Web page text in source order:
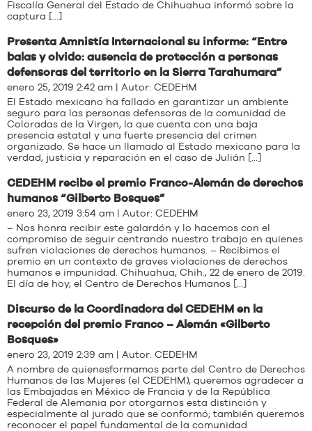
Fiscalía General del Estado de Chihuahua informó sobre la
captura […]
Presenta Amnistía Internacional su informe: “Entre
balas y olvido: ausencia de protección a personas
defensoras del territorio en la Sierra Tarahumara”
enero 25, 2019 2:42 am | Autor: CEDEHM
El Estado mexicano ha fallado en garantizar un ambiente
seguro para las personas defensoras de la comunidad de
Coloradas de la Virgen, la que cuenta con una baja
presencia estatal y una fuerte presencia del crimen
organizado. Se hace un llamado al Estado mexicano para la
verdad, justicia y reparación en el caso de Julián […]
CEDEHM recibe el premio Franco-Alemán de derechos
humanos “Gilberto Bosques”
enero 23, 2019 3:54 am | Autor: CEDEHM
– Nos honra recibir este galardón y lo hacemos con el
compromiso de seguir centrando nuestro trabajo en quienes
sufren violaciones de derechos humanos. – Recibimos el
premio en un contexto de graves violaciones de derechos
humanos e impunidad. Chihuahua, Chih., 22 de enero de 2019.
El día de hoy, el Centro de Derechos Humanos […]
Discurso de la Coordinadora del CEDEHM en la
recepción del premio Franco – Alemán «Gilberto
Bosques»
enero 23, 2019 2:39 am | Autor: CEDEHM
A nombre de quienesformamos parte del Centro de Derechos
Humanos de las Mujeres (el CEDEHM), queremos agradecer a
las Embajadas en México de Francia y de la República
Federal de Alemania por otorgarnos esta distinción y
especialmente al jurado que se conformó; también queremos
reconocer el papel fundamental de la comunidad